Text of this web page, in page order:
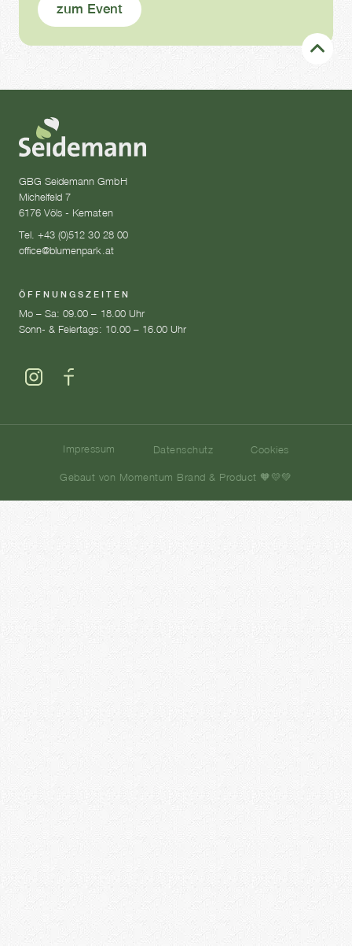
zum Event
GBG Seidemann GmbH
Michelfeld 7
6176 Völs - Kematen
Tel. +43 (0)512 30 28 00
office@blumenpark.at
ÖFFNUNGSZEITEN
Mo – Sa: 09.00 – 18.00 Uhr
Sonn- & Feiertags: 10.00 – 16.00 Uhr
Impressum Datenschutz Cookies
Gebaut von Momentum Brand & Product 🧡💛💚